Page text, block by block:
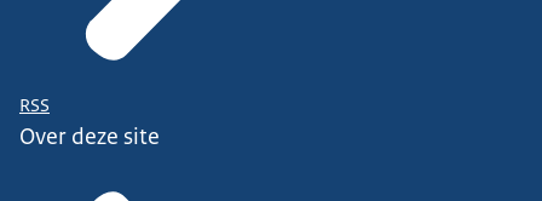
RSS
Over deze site